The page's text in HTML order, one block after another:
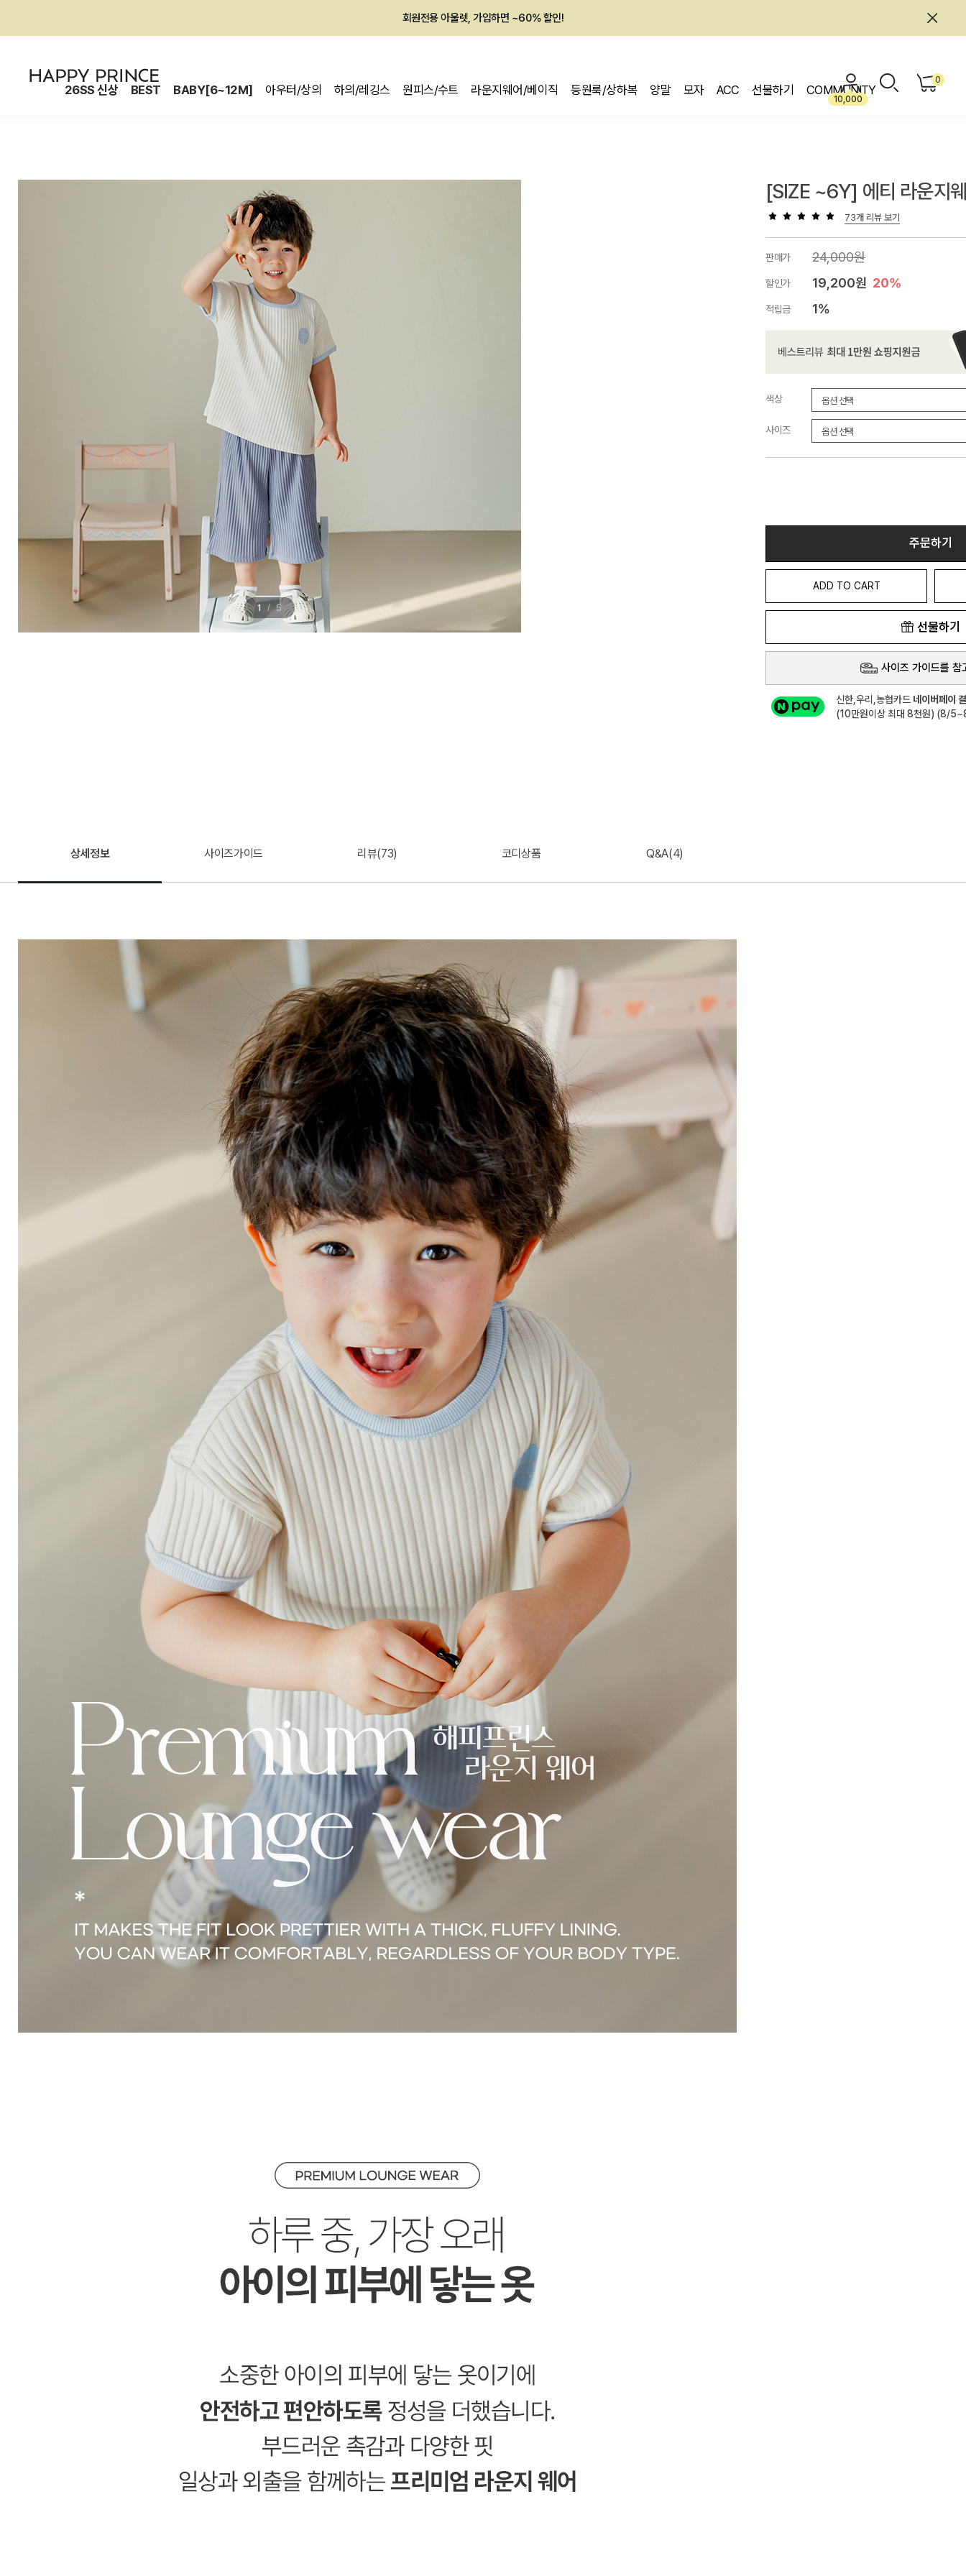
멤버십 최대 28,000원 혜택
26SS 신상 BEST BABY[6~12M] 아우터/상의 하의/레깅스 원피스/수트 라운지웨어/베이직 등원룩/상하복 양말 모자 ACC 선물하기 COMMUNITY
10,000
0
1 / 5
[SIZE ~6Y] 에티 라운지
73개 리뷰 보기
판매가 24,000원
할인가 19,200원 20%
적립금 1%
색상
사이즈
주문하기
ADD TO CART
선물하기
사이즈 가이드를 참
신한,우리,농협카드 네이버페이
(10만원이상 최대 8천원) (8/
상세정보 사이즈가이드 리뷰(73) 코디상품 Q&A(4)